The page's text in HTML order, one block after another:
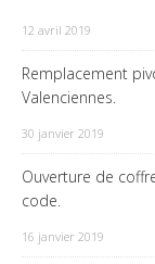
12 avril 2019
Remplacement
Valenciennes.
30 janvier 2019
Ouverture de
code.
16 janvier 2019